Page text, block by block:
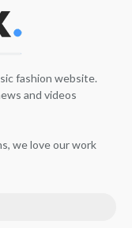
fashion website.
and videos
we love our work